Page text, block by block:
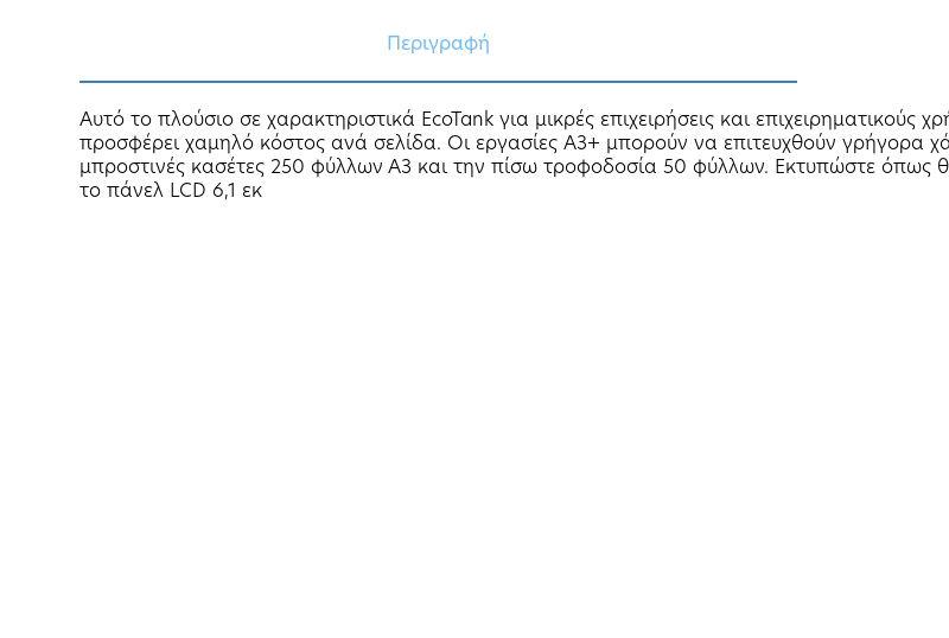
Περιγραφή
Αυτό το πλούσιο σε χαρακτηριστικά EcoTank για μικρές επιχειρήσεις και επιχειρηματικούς
προσφέρει χαμηλό κόστος ανά σελίδα. Οι εργασίες A3+ μπορούν να επιτευχθούν γρήγορα
μπροστινές κασέτες 250 φύλλων Α3 και την πίσω τροφοδοσία 50 φύλλων. Εκτυπώστε
το πάνελ LCD 6,1 εκ